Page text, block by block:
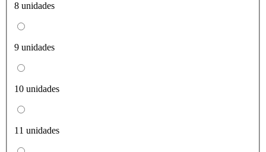
8 unidades
9 unidades
10 unidades
11 unidades